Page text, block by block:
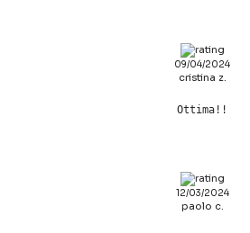
09/04/2024
cristina z.
Ottima!!
12/03/2024
paolo c.